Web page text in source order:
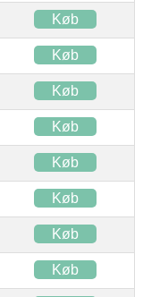
Køb
Køb
Køb
Køb
Køb
Køb
Køb
Køb